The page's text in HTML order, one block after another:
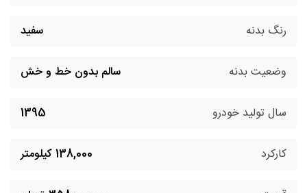
رنگ بدنه سفید
وضعیت بدنه سالم بدون خط و خش
سال تولید خودرو 1395
کارکرد 138,000 کیلومتر